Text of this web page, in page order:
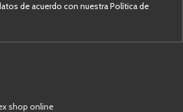
de acuerdo con nuestra Política de